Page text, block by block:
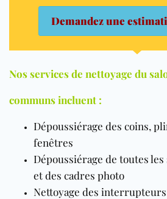
Demandez une
Nos services de nettoyage du
communs incluent :
Dépoussiérage des coins,
fenêtres
Dépoussiérage de toutes
et des cadres photo
Nettoyage des